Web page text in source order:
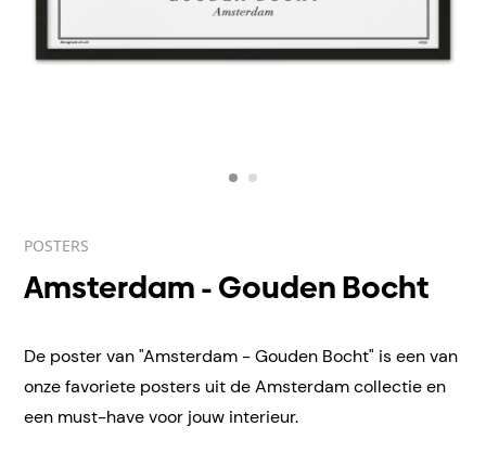
POSTERS
Amsterdam - Gouden Bocht
De poster van "Amsterdam - Gouden Bocht" is een van
onze favoriete posters uit de Amsterdam collectie en
een must-have voor jouw interieur.